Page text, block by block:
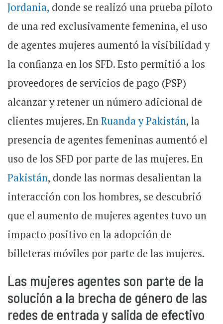
Jordania, donde se realizó una prueba piloto
de una red exclusivamente femenina, el uso
de agentes mujeres aumentó la visibilidad y
la confianza en los SFD. Esto permitió a los
proveedores de servicios de pago (PSP)
alcanzar y retener un número adicional de
clientes mujeres. EnRuanda y Pakistán, la
presencia de agentes femeninas aumentó el
uso de los SFD por parte de las mujeres. En
Pakistán, donde las normas desalientan la
interacción con los hombres, se descubrió
que el aumento de mujeres agentes tuvo un
impacto positivo en la adopción de
billeteras móviles por parte de las mujeres.
Las mujeres agentes son parte de la
solución a la brecha de género de las
redes de entrada y salida de efectivo